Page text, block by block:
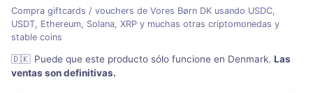
Compra giftcards / vouchers de Vores Børn DK usando USDC,
USDT, Ethereum, Solana, XRP y muchas otras criptomonedas y
stable coins
🇩🇰 Puede que este producto sólo funcione en Denmark. Las
ventas son definitivas.